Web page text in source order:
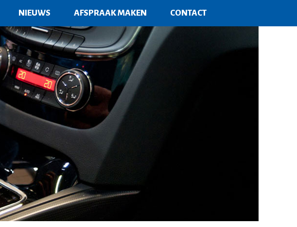
NIEUWS AFSPRAAK MAKEN CONTACT